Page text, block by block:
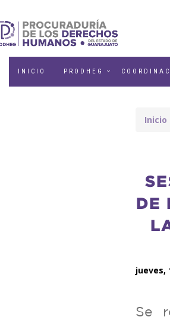
INICIO PRODHEG
Inicio
DE
jueves,
Se